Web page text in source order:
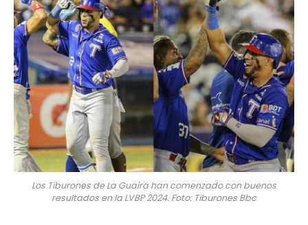
Los Tiburones de La Guaira han comenzado con buenos
resultados en la LVBP 2024. Foto: Tiburones Bbc